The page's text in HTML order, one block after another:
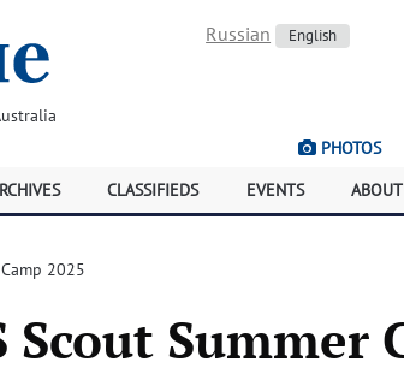
Russian English
PHOTOS
CLASSIFIEDS EVENTS
2025
Scout Summer